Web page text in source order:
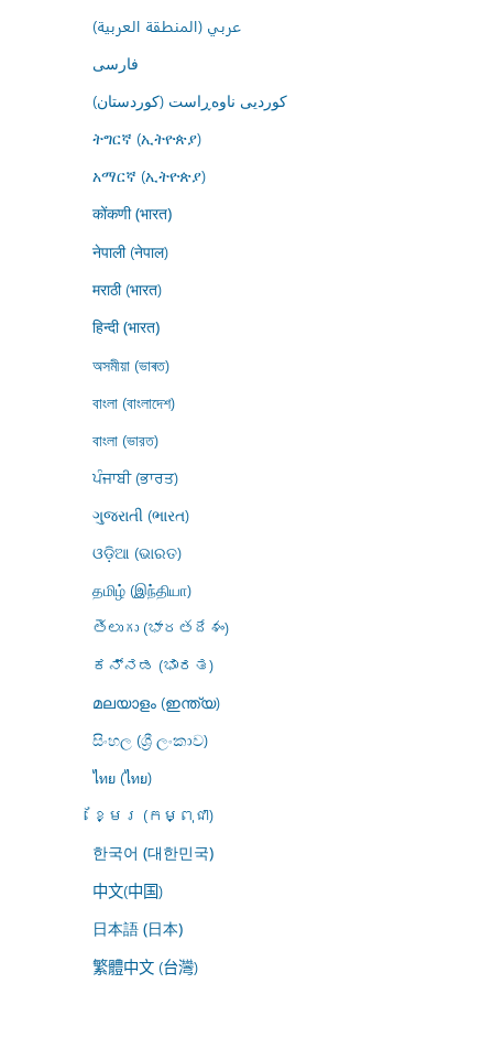
عربي (المنطقة العربية)
فارسى
کوردیی ناوەڕاست (کوردستان)
ትግርኛ (ኢትዮጵያ)
አማርኛ (ኢትዮጵያ)
कोंकणी (भारत)
नेपाली (नेपाल)
मराठी (भारत)
हिन्दी (भारत)
অসমীয়া (ভাৰত)
বাংলা (বাংলাদেশ)
বাংলা (ভারত)
ਪੰਜਾਬੀ (ਭਾਰਤ)
ગુજરાતી (ભારત)
ଓଡ଼ିଆ (ଭାରତ)
தமிழ் (இந்தியா)
తెలుగు (భారతదేశం)
ಕನ್ನಡ (ಭಾರತ)
മലയാളം (ഇന്ത്യ)
සිංහල (ශ්‍රී ලංකාව)
ไทย (ไทย)
ខ្មែរ (កម្ពុជា)
한국어 (대한민국)
中文(中国)
日本語 (日本)
繁體中文 (台灣)